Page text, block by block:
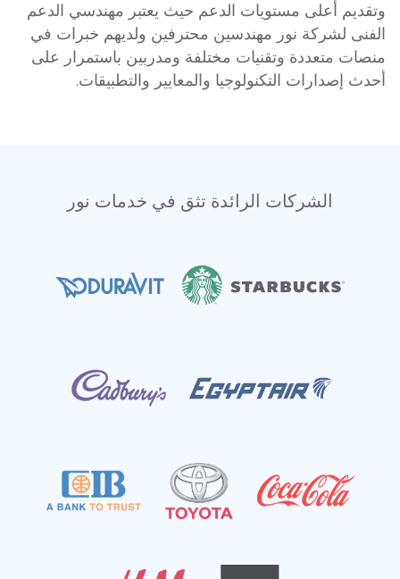
وتقديم أعلى مستويات الدعم حيث يعتبر مهندسي الدعم
الفنى لشركة نور مهندسين محترفين ولديهم خبرات في
منصات متعددة وتقنيات مختلفة ومدربين باستمرار على
أحدث إصدارات التكنولوجيا والمعايير والتطبيقات.
الشركات الرائدة تثق في خدمات نور